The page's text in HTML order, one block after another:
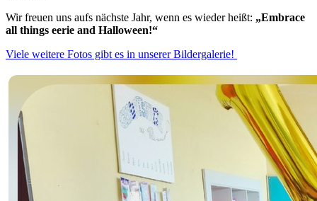
Wir freuen uns aufs nächste Jahr, wenn es wieder heißt: „Embrace
all things eerie and Halloween!“
Viele weitere Fotos gibt es in unserer Bildergalerie!